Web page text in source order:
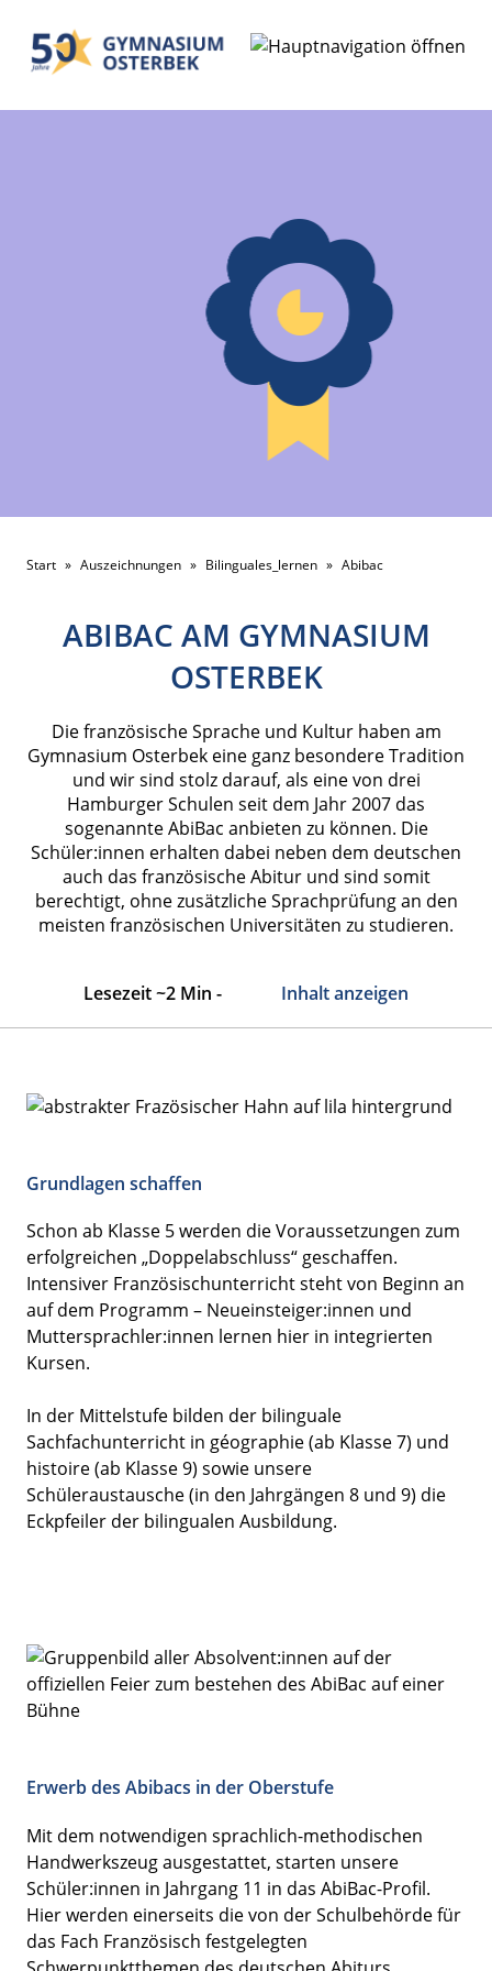
Start » Auszeichnungen » Bilinguales_lernen » Abibac
ABIBAC AM GYMNASIUM
OSTERBEK
Die französische Sprache und Kultur haben am
Gymnasium Osterbek eine ganz besondere Tradition
und wir sind stolz darauf, als eine von drei
Hamburger Schulen seit dem Jahr 2007 das
sogenannte AbiBac anbieten zu können. Die
Schüler:innen erhalten dabei neben dem deutschen
auch das französische Abitur und sind somit
berechtigt, ohne zusätzliche Sprachprüfung an den
meisten französischen Universitäten zu studieren.
Lesezeit ~2 Min - Inhalt anzeigen
Grundlagen schaffen
Schon ab Klasse 5 werden die Voraussetzungen zum
erfolgreichen „Doppelabschluss“ geschaffen.
Intensiver Französischunterricht steht von Beginn an
auf dem Programm – Neueinsteiger:innen und
Muttersprachler:innen lernen hier in integrierten
Kursen.
In der Mittelstufe bilden der bilinguale
Sachfachunterricht in géographie (ab Klasse 7) und
histoire (ab Klasse 9) sowie unsere
Schüleraustausche (in den Jahrgängen 8 und 9) die
Eckpfeiler der bilingualen Ausbildung.
Erwerb des Abibacs in der Oberstufe
Mit dem notwendigen sprachlich-methodischen
Handwerkszeug ausgestattet, starten unsere
Schüler:innen in Jahrgang 11 in das AbiBac-Profil.
Hier werden einerseits die von der Schulbehörde für
das Fach Französisch festgelegten